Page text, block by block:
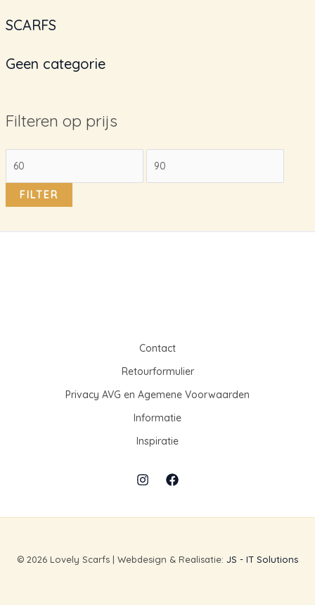
SCARFS
Geen categorie
Filteren op prijs
FILTER
Contact
Retourformulier
Privacy AVG en Agemene Voorwaarden
Informatie
Inspiratie
© 2026 Lovely Scarfs | Webdesign & Realisatie: JS - IT Solutions